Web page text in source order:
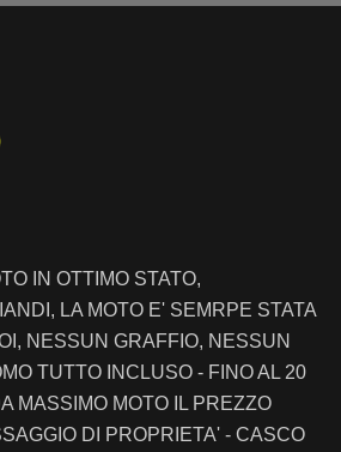
IN OTTIMO STATO,
LA MOTO E' SEMRPE STATA
NESSUN GRAFFIO, NESSUN
TUTTO INCLUSO - FINO AL 20
MASSIMO MOTO IL PREZZO
DI PROPRIETA' - CASCO